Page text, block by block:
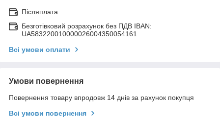
Післяплата
Безготівковий розрахунок без ПДВ IBAN:
UA583220010000026004350054161
Всі умови оплати
Умови повернення
Повернення товару впродовж 14 днів за рахунок покупця
Всі умови повернення